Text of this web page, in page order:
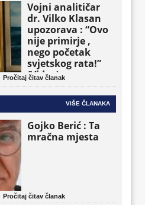
Vojni analitičar
dr. Vilko Klasan
upozorava : “Ovo
nije primirje ,
nego početak
svjetskog rata!”
(Video)
Pročitaj čitav članak
VIŠE ČLANAKA
Gojko Berić : Ta
mračna mjesta
Pročitaj čitav članak